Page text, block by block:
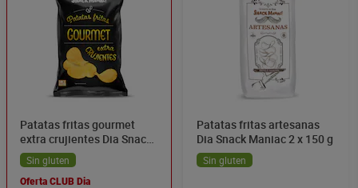
Patatas fritas gourmet
extra crujientes Dia Snack
Maniac 150 g
Sin gluten
Oferta CLUB Dia
Patatas fritas artesanas
Dia Snack Maniac 2 x 150 g
Sin gluten